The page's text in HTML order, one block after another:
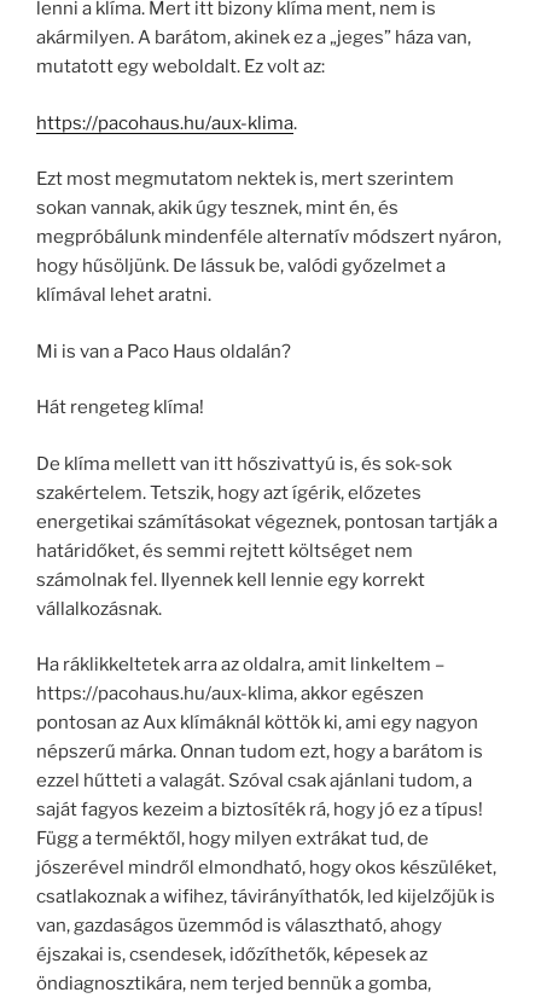
lenni a klíma. Mert itt bizony klíma ment, nem is
akármilyen. A barátom, akinek ez a „jeges” háza van,
mutatott egy weboldalt. Ez volt az:
https://pacohaus.hu/aux-klima.
Ezt most megmutatom nektek is, mert szerintem
sokan vannak, akik úgy tesznek, mint én, és
megpróbálunk mindenféle alternatív módszert nyáron,
hogy hűsöljünk. De lássuk be, valódi győzelmet a
klímával lehet aratni.
Mi is van a Paco Haus oldalán?
Hát rengeteg klíma!
De klíma mellett van itt hőszivattyú is, és sok-sok
szakértelem. Tetszik, hogy azt ígérik, előzetes
energetikai számításokat végeznek, pontosan tartják a
határidőket, és semmi rejtett költséget nem
számolnak fel. Ilyennek kell lennie egy korrekt
vállalkozásnak.
Ha ráklikkeltetek arra az oldalra, amit linkeltem –
https://pacohaus.hu/aux-klima, akkor egészen
pontosan az Aux klímáknál köttök ki, ami egy nagyon
népszerű márka. Onnan tudom ezt, hogy a barátom is
ezzel hűtteti a valagát. Szóval csak ajánlani tudom, a
saját fagyos kezeim a biztosíték rá, hogy jó ez a típus!
Függ a terméktől, hogy milyen extrákat tud, de
jószerével mindről elmondható, hogy okos készüléket,
csatlakoznak a wifihez, távirányíthatók, led kijelzőjük is
van, gazdaságos üzemmód is választható, ahogy
éjszakai is, csendesek, időzíthetők, képesek az
öndiagnosztikára, nem terjed bennük a gomba,